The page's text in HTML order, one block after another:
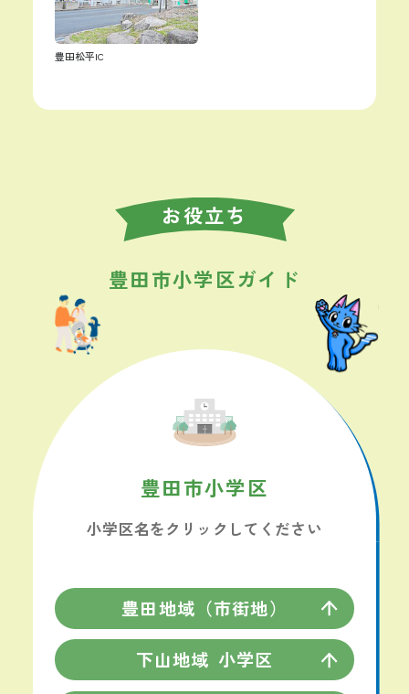
豊田松平IC
お役立ち
豊田市小学区ガイド
豊田市小学区
小学区名をクリックしてください
豊田地域（市街地）
下山地域 小学区